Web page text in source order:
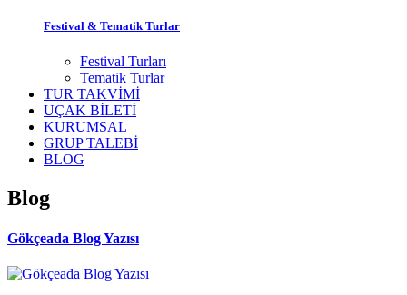
Festival & Tematik Turlar
Festival Turları
Tematik Turlar
TUR TAKVİMİ
UÇAK BİLETİ
KURUMSAL
GRUP TALEBİ
BLOG
Blog
Gökçeada Blog Yazısı